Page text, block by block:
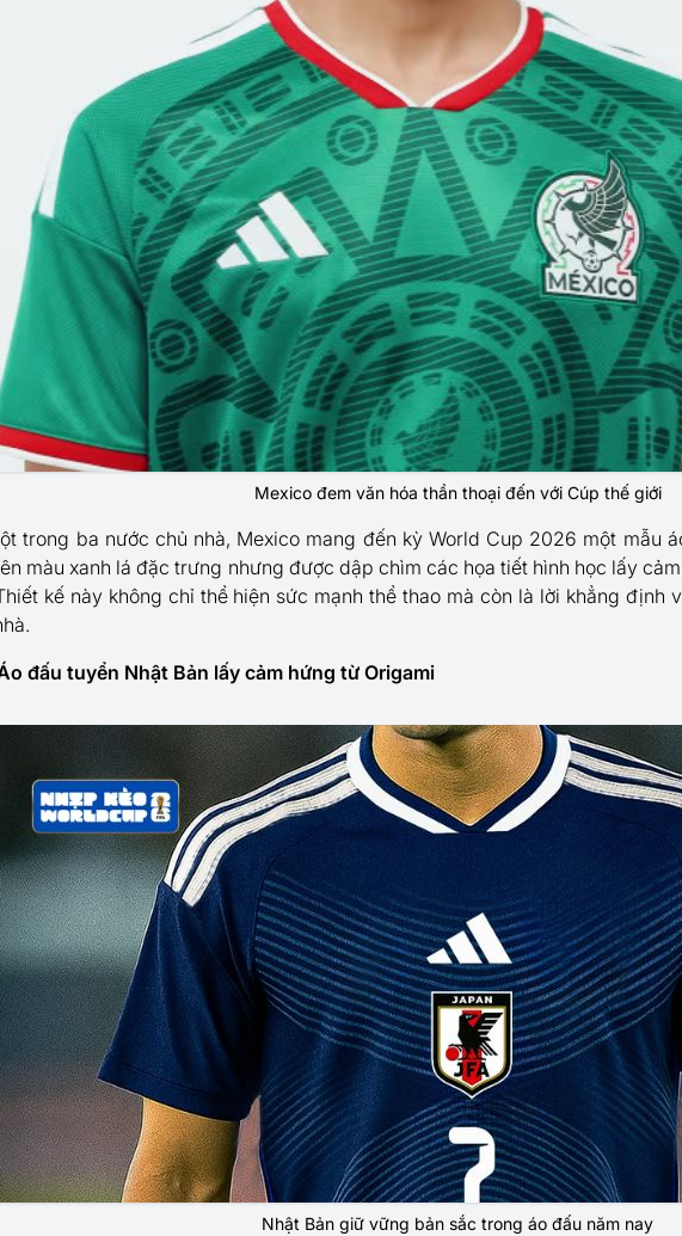
Mexico đem văn hóa thần thoại đến với Cúp thế giới
trong ba nước chủ nhà, Mexico mang đến kỳ World Cup 2026 một mẫu
màu xanh lá đặc trưng nhưng được dập chìm các họa tiết hình học lấy
kế này không chỉ thể hiện sức mạnh thể thao mà còn là lời khẳng định
đấu tuyển Nhật Bản lấy cảm hứng từ Origami
Nhật Bản giữ vững bản sắc trong áo đấu năm nay